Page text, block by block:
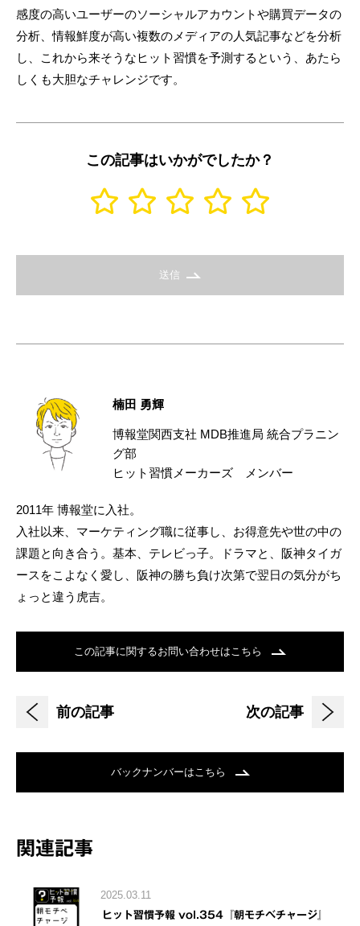
感度の高いユーザーのソーシャルアカウントや購買データの
分析、情報鮮度が高い複数のメディアの人気記事などを分析
し、これから来そうなヒット習慣を予測するという、あたら
しくも大胆なチャレンジです。
この記事はいかがでしたか？
送信
楠田 勇輝
博報堂関西支社 MDB推進局 統合プラニン
グ部
ヒット習慣メーカーズ メンバー
2011年 博報堂に入社。
入社以来、マーケティング職に従事し、お得意先や世の中の
課題と向き合う。基本、テレビっ子。ドラマと、阪神タイガ
ースをこよなく愛し、阪神の勝ち負け次第で翌日の気分がち
ょっと違う虎吉。
この記事に関するお問い合わせはこちら
前の記事 次の記事
バックナンバーはこちら
関連記事
2025.03.11
ヒット習慣予報 vol.354『朝モチベチャージ』